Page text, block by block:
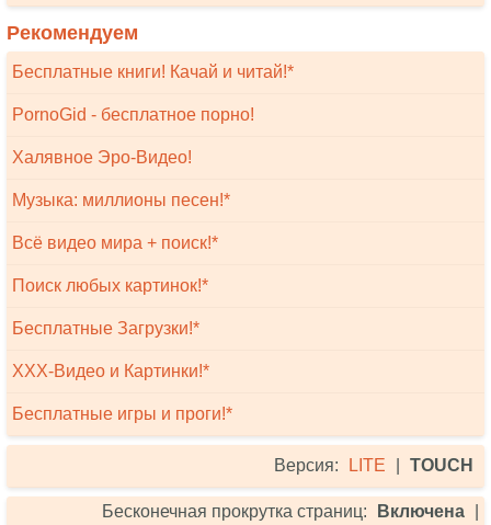
Рекомендуем
Бесплатные книги! Качай и читай!*
PornoGid - бесплатное порно!
Халявное Эро-Видео!
Музыка: миллионы песен!*
Всё видео мира + поиск!*
Поиск любых картинок!*
Бесплатные Загрузки!*
XXX-Видео и Картинки!*
Бесплатные игры и проги!*
Версия: LITE TOUCH
Бесконечная прокрутка страниц: Включена